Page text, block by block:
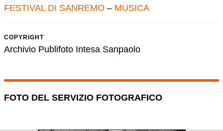
FESTIVAL DI SANREMO – MUSICA
COPYRIGHT
Archivio Publifoto Intesa Sanpaolo
FOTO DEL SERVIZIO FOTOGRAFICO